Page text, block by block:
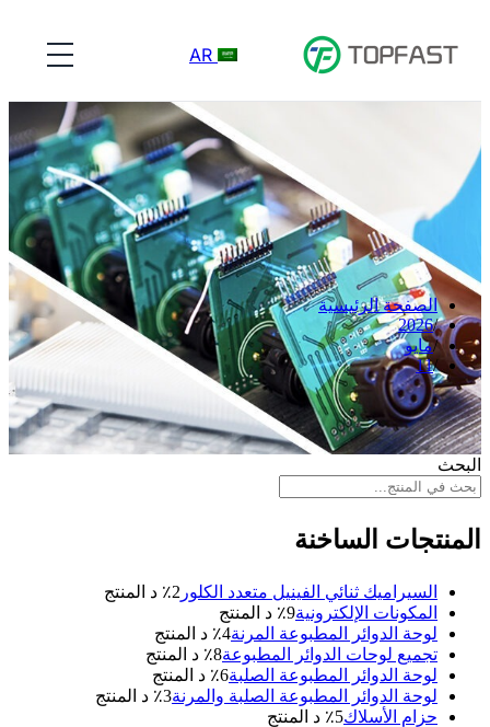
الصفحة الرئيسية
2026
مايو
11
البحث
المنتجات الساخنة
السيراميك ثنائي الفينيل متعدد الكلور 2٪ د المنتج
المكونات الإلكترونية9٪ د المنتج
لوحة الدوائر المطبوعة المرنة4٪ د المنتج
تجميع لوحات الدوائر المطبوعة8٪ د المنتج
لوحة الدوائر المطبوعة الصلبة6٪ د المنتج
لوحة الدوائر المطبوعة الصلبة والمرنة3٪ د المنتج
حزام الأسلاك5٪ د المنتج